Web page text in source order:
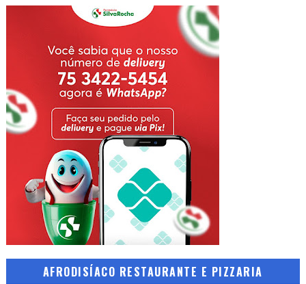
AFRODISÍACO RESTAURANTE E PIZZARIA